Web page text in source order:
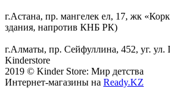
г.Астана, пр. мангелек ел, 17, жк
здания, напротив КНБ РК)
г.Алматы, пр. Сейфуллина, 452, уг. ул.
Kinderstore
2019 © Kinder Store: Мир детства
Интернет-магазины на Ready.KZ